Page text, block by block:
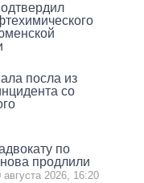
посла из
со
по
продлили
августа 2026, 16:20